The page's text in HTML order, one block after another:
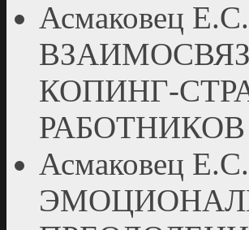
Асмаковец
КОПИНГ-
РАБОТНИКОВ
Асмаковец